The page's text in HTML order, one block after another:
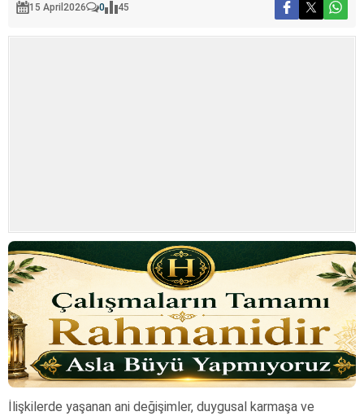
15 April 2026 0 45
İlişkilerde yaşanan ani değişimler, duygusal karmaşa ve